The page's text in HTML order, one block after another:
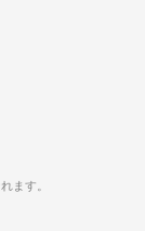
ます。